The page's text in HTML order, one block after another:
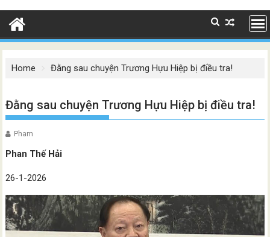
Home Đằng sau chuyện Trương Hựu Hiệp bị điều tra!
Đằng sau chuyện Trương Hựu Hiệp bị điều tra!
Pham
Phan Thế Hải
26-1-2026